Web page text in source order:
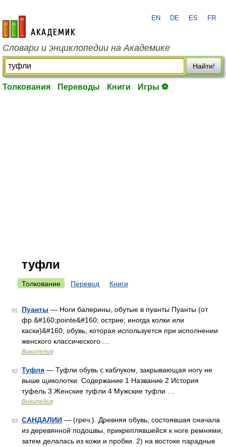
academic.ru
EN DE ES FR
Словари и энциклопедии на Академике
Найти!
Толкования Переводы Книги Игры ⚽
туфли
Толкование Перевод Книги
91 Пуанты — Ноги балерины, обутые в пуанты Пуанты (от
фр.&#160;pointe&#160; острие; иногда колки или
каски)&#160; обувь, которая используется при исполнении
женского классического …
Википедия
92 Туфля — Туфли обувь с каблуком, закрывающая ногу не
выше щиколотки. Содержание 1 Название 2 История
туфель 3 Женские туфли 4 Мужские туфли …
Википедия
93 САНДАЛИИ — (греч.). Древняя обувь, состоявшая сначала
из деревянной подошвы, прикреплявшейся к ноге ремнями,
затем делалась из кожи и пробки. 2) на востоке парадные